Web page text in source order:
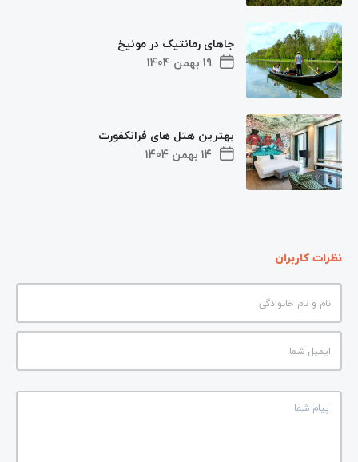
19 بهمن 1404
جاهای رمانتیک در مونیخ
14 بهمن 1404
بهترین هتل ‌های فرانکفورت
نظرات کاربران